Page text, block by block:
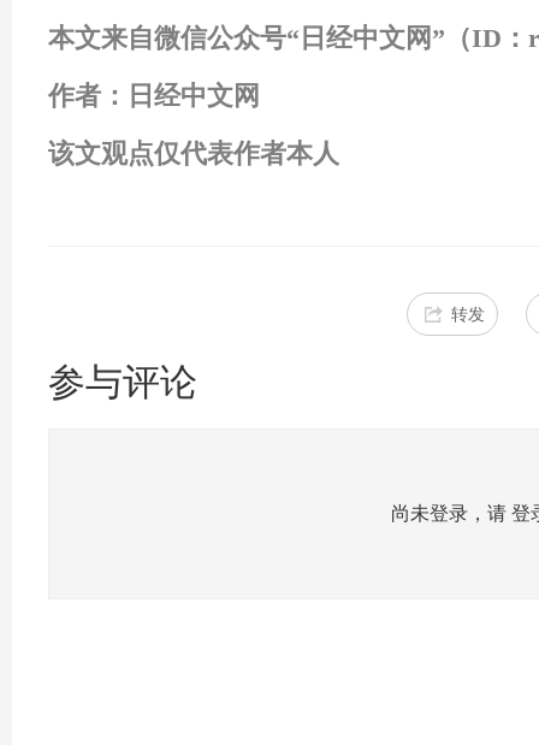
本文来自微信公众号“日经中文网”（ID：
作者：日经中文网
该文观点仅代表作者本人
转发
参与评论
尚未登录，请 登